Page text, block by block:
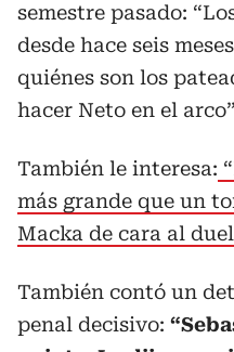
semestre pasado:
desde hace seis
quiénes son los
hacer Neto en el
También le interesa:
más grande que un
Macka de cara al
También contó un
penal decisivo: